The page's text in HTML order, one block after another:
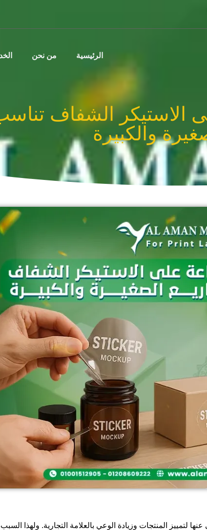
الرئيسية من نحن
الشفاف
والكبيرة
عنها لتمييز المنتجات وزيادة الوعي بالعلامة التجارية. ولهذا